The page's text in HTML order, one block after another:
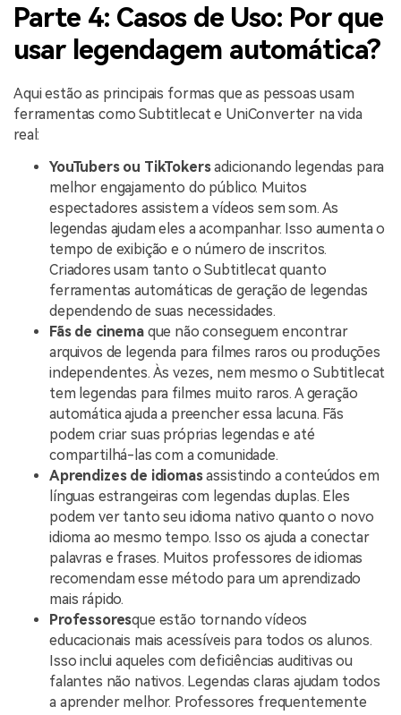
Parte 4: Casos de Uso: Por que
usar legendagem automática?
Aqui estão as principais formas que as pessoas usam
ferramentas como Subtitlecat e UniConverter na vida
real:
YouTubers ou TikTokersadicionando legendas para
melhor engajamento do público. Muitos
espectadores assistem a vídeos sem som. As
legendas ajudam eles a acompanhar. Isso aumenta o
tempo de exibição e o número de inscritos.
Criadores usam tanto o Subtitlecat quanto
ferramentas automáticas de geração de legendas
dependendo de suas necessidades.
Fãs de cinemaque não conseguem encontrar
arquivos de legenda para filmes raros ou produções
independentes. Às vezes, nem mesmo o Subtitlecat
tem legendas para filmes muito raros. A geração
automática ajuda a preencher essa lacuna. Fãs
podem criar suas próprias legendas e até
compartilhá-las com a comunidade.
Aprendizes de idiomasassistindo a conteúdos em
línguas estrangeiras com legendas duplas. Eles
podem ver tanto seu idioma nativo quanto o novo
idioma ao mesmo tempo. Isso os ajuda a conectar
palavras e frases. Muitos professores de idiomas
recomendam esse método para um aprendizado
mais rápido.
Professoresque estão tornando vídeos
educacionais mais acessíveis para todos os alunos.
Isso inclui aqueles com deficiências auditivas ou
falantes não nativos. Legendas claras ajudam todos
a aprender melhor. Professores frequentemente